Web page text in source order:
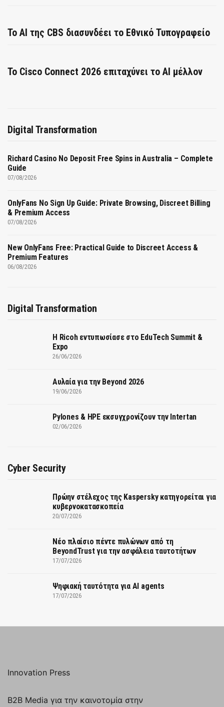
Το AI της CBS διασυνδέει το Εθνικό Τυπογραφείο
Το Cisco Connect 2026 επιταχύνει το AI μέλλον
Digital Transformation
Richard Casino No Deposit Free Spins in Australia – Complete
Guide
07/08/2026
OnlyFans No Sign Up Guide: Private Browsing, Discreet Billing
& Premium Access
07/08/2026
New OnlyFans Free: Practical Guide to Discreet Access &
Premium Features
06/08/2026
Digital Transformation
Η Ricoh εντυπωσίασε στο EduTech Summit &
Expo
26/06/2026
Αυλαία για την Beyond 2026
19/06/2026
Pylones & HPE εκσυγχρονίζουν την Intertan
02/06/2026
Cyber Security
Πρώην στέλεχος της Kaspersky κατηγορείται για
κυβερνοκατασκοπεία
20/07/2026
Νέο πλαίσιο πέντε πυλώνων από τη
BeyondTrust για την ασφάλεια ταυτοτήτων
17/07/2026
Ψηφιακή ταυτότητα για AI agents
17/07/2026
Innovation Press
B2B Media για την καινοτομία στην